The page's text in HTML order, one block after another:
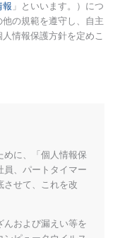
報 」といいます。）につ
の規範を遵守し、自主
情報保護方針を定めこ
めに、「個人情報保
員、パートタイマー
させて、これを改
んおよび漏えい等を